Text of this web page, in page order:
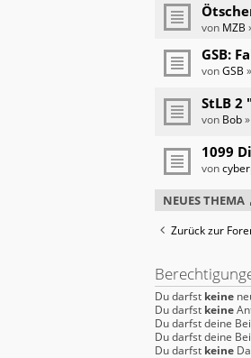
von MZB
GSB:
vonGSB »
StLB 2
von Bob»
1099
von
NEUES THEMA
Zurück zur
Du darfst keine
Du darfst keine
Du darfst deine
Du darfst deine
Du darfst keine